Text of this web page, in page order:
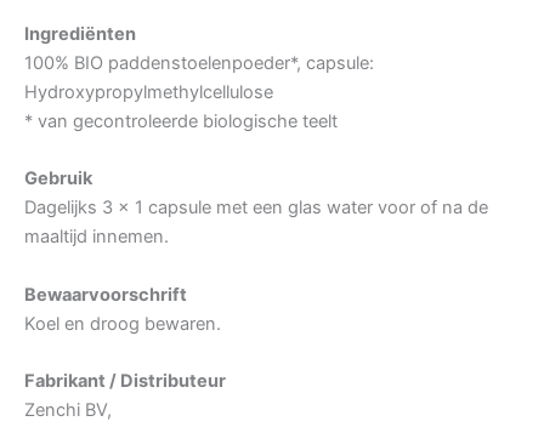
Ingrediënten
100% BIO paddenstoelenpoeder*, capsule:
Hydroxypropylmethylcellulose
* van gecontroleerde biologische teelt
Gebruik
Dagelijks 3 x 1 capsule met een glas water voor of na de
maaltijd innemen.
Bewaarvoorschrift
Koel en droog bewaren.
Fabrikant / Distributeur
Zenchi BV,